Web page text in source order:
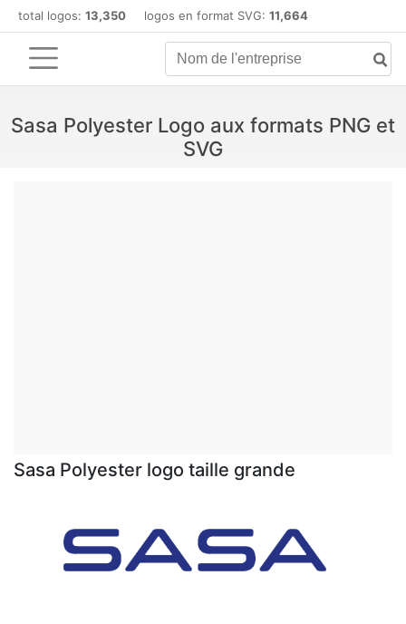
total logos: 13,350 logos en format SVG: 11,664
Sasa Polyester Logo aux formats PNG et
SVG
Sasa Polyester logo taille grande